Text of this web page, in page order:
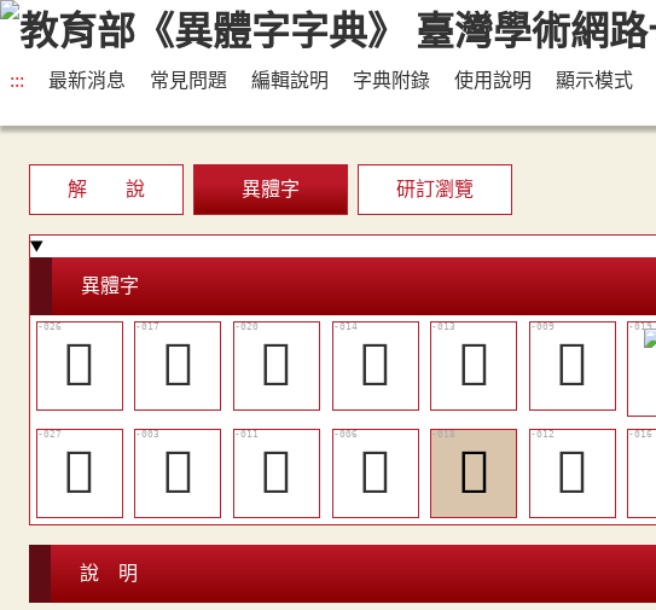
::: 最新消息 常見問題 編輯說明 字典附錄 使用說明 顯示模式
解 說 異體字 研訂瀏覽
異體字
󴖪 󴖣 󴖦 󴖡 󴖠 󴖜
󴖫
󴖗 󴖞 󴖙 󴖤 󴖟
說 明